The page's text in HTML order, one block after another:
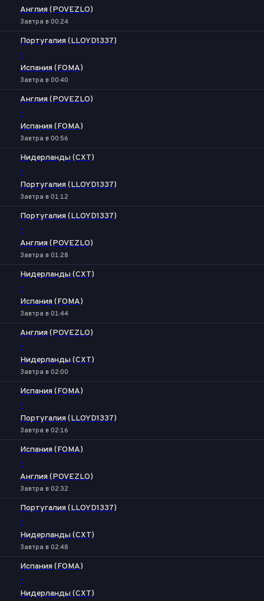
Англия (POVEZLO)
Завтра в 00:24
Португалия (LLOYD1337)
-
Испания (FOMA)
Завтра в 00:40
Англия (POVEZLO)
-
Испания (FOMA)
Завтра в 00:56
Нидерланды (CXT)
-
Португалия (LLOYD1337)
Завтра в 01:12
Португалия (LLOYD1337)
-
Англия (POVEZLO)
Завтра в 01:28
Нидерланды (CXT)
-
Испания (FOMA)
Завтра в 01:44
Англия (POVEZLO)
-
Нидерланды (CXT)
Завтра в 02:00
Испания (FOMA)
-
Португалия (LLOYD1337)
Завтра в 02:16
Испания (FOMA)
-
Англия (POVEZLO)
Завтра в 02:32
Португалия (LLOYD1337)
-
Нидерланды (CXT)
Завтра в 02:48
Испания (FOMA)
-
Нидерланды (CXT)